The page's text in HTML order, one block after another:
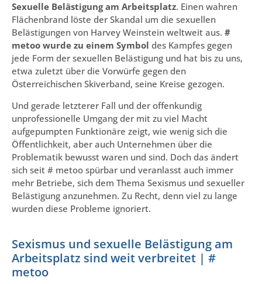
Sexuelle Belästigung am Arbeitsplatz. Einen wahren
Flächenbrand löste der Skandal um die sexuellen
Belästigungen von Harvey Weinstein weltweit aus. #
metoo wurde zu einem Symbol des Kampfes gegen
jede Form der sexuellen Belästigung und hat bis zu uns,
etwa zuletzt über die Vorwürfe gegen den
Österreichischen Skiverband, seine Kreise gezogen.
Und gerade letzterer Fall und der offenkundig
unprofessionelle Umgang der mit zu viel Macht
aufgepumpten Funktionäre zeigt, wie wenig sich die
Öffentlichkeit, aber auch Unternehmen über die
Problematik bewusst waren und sind. Doch das ändert
sich seit # metoo spürbar und veranlasst auch immer
mehr Betriebe, sich dem Thema Sexismus und sexueller
Belästigung anzunehmen. Zu Recht, denn viel zu lange
wurden diese Probleme ignoriert.
Sexismus und sexuelle Belästigung am
Arbeitsplatz sind weit verbreitet | #
metoo